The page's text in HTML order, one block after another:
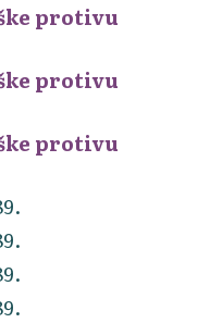
protivu
protivu
protivu